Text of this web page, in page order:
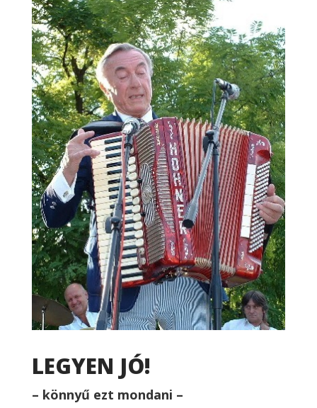
LEGYEN JÓ!
– könnyű ezt mondani –